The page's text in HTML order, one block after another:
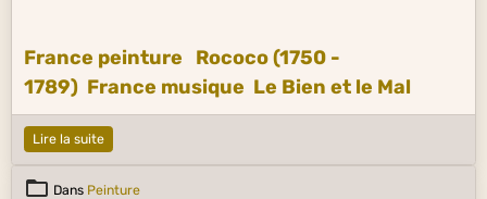
France peinture
Rococo (1750 -
1789) France musique Le Bien et le Mal
Lire la suite
Dans Peinture